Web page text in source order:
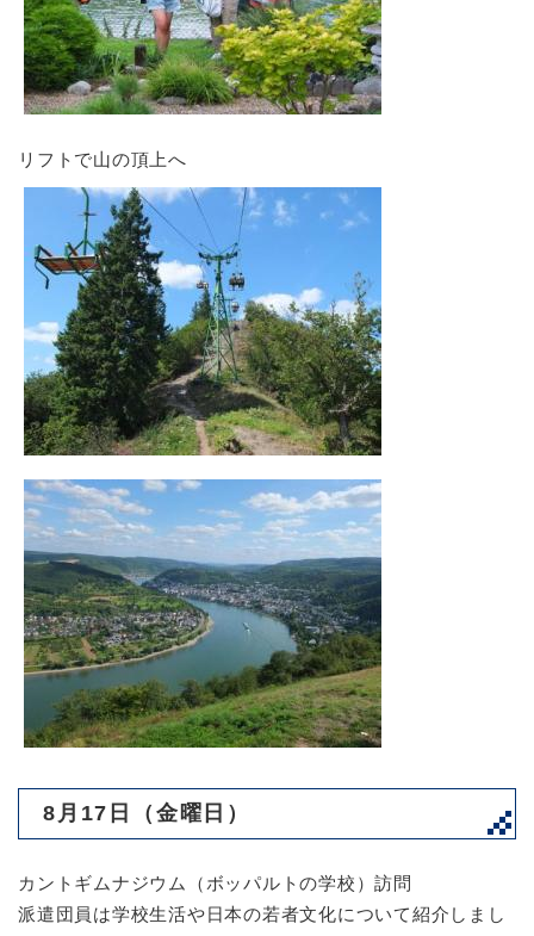
リフトで山の頂上へ
8月17日（金曜日）
カントギムナジウム（ボッパルトの学校）訪問
派遣団員は学校生活や日本の若者文化について紹介しまし